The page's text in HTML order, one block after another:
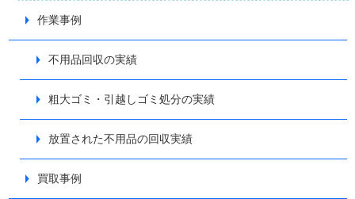
作業事例
不用品回収の実績
粗大ゴミ・引越しゴミ処分の実績
放置された不用品の回収実績
買取事例